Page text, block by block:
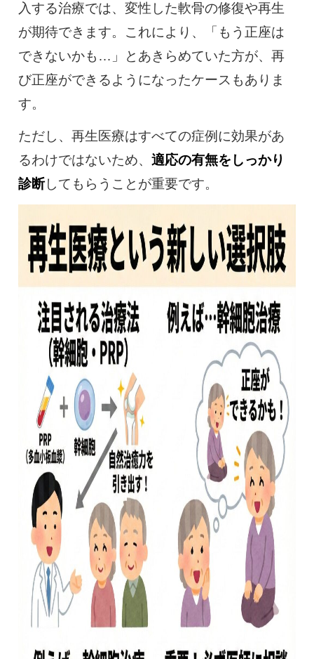
入する治療では、変性した軟骨の修復や再生
が期待できます。これにより、「もう正座は
できないかも…」とあきらめていた方が、再
び正座ができるようになったケースもありま
す。
ただし、再生医療はすべての症例に効果があ
るわけではないため、 適応の有無をしっかり
診断してもらうことが重要です。